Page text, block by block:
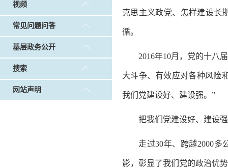
视频
常见问题问答
基层政务公开
搜索
网站声明
克思主义政党、怎样建设长
循。
2016年10月，党的十八
大斗争、有效应对各种风险
我们党建设好、建设强。”
把我们党建设好、建设
走过30年、跨越2000
影，彰显了我们党的政治优